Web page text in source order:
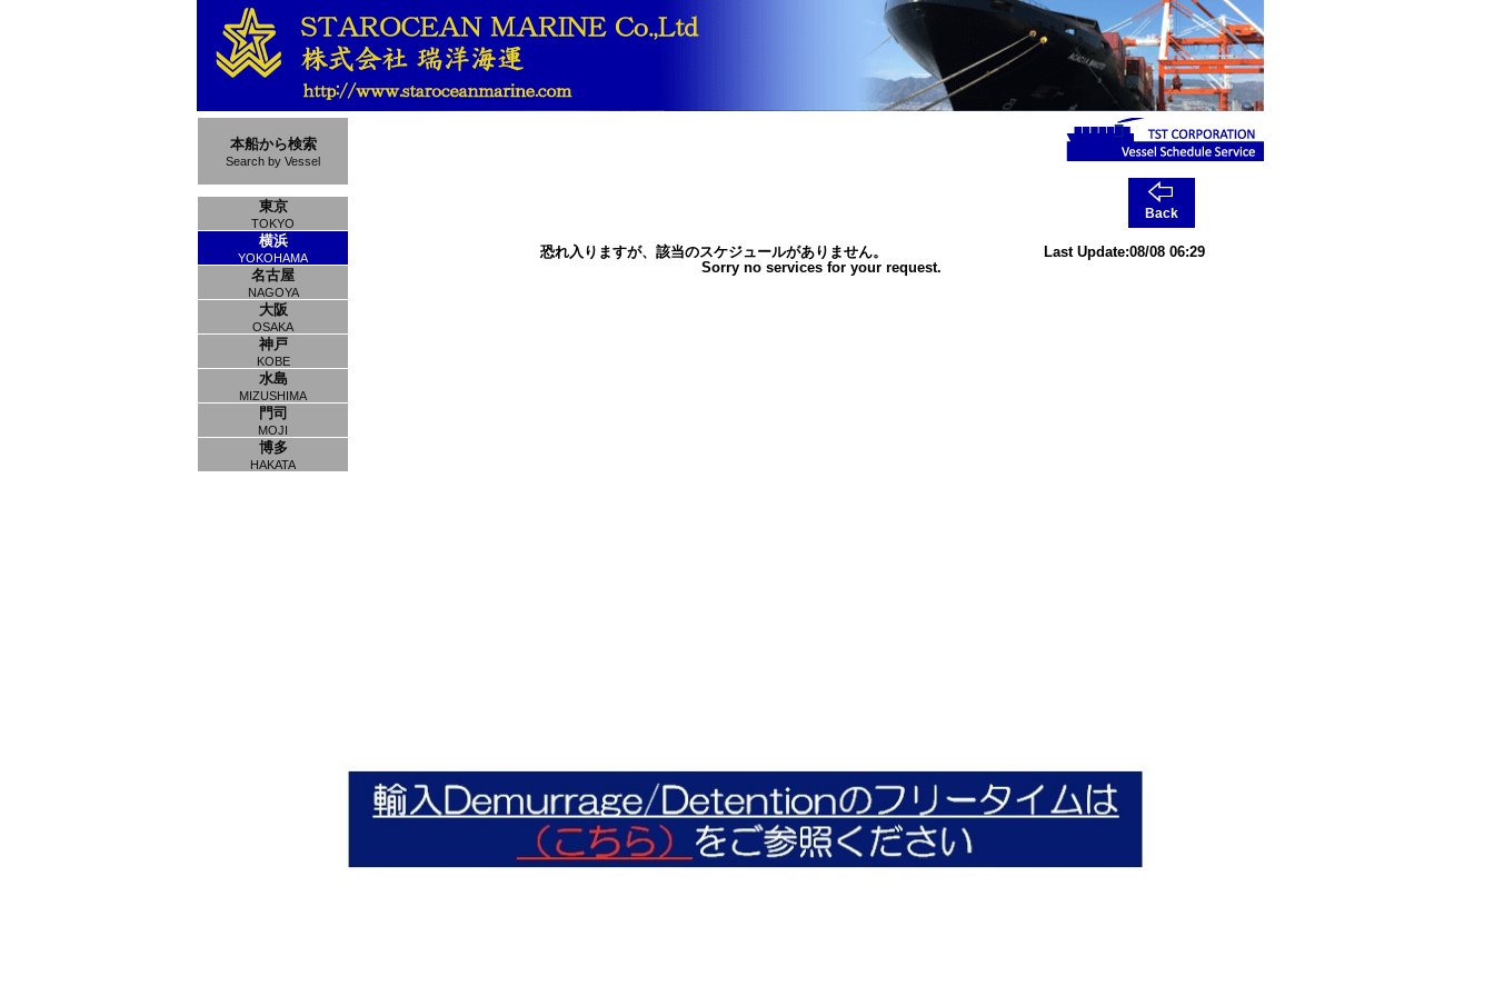
本船から検索
Search by Vessel
東京
TOKYO
横浜
YOKOHAMA
名古屋
NAGOYA
大阪
OSAKA
神戸
KOBE
水島
MIZUSHIMA
門司
MOJI
博多
HAKATA
Back
Last Update:08/08 06:29
恐れ入りますが、該当のスケジュールがありません。
Sorry no services for your request.